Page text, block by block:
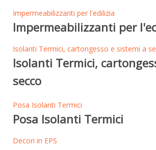
Impermeabilizzanti per l'edilizia
Impermeabilizzanti per
Isolanti Termici, cartongesso e sistemi a
Isolanti Termici,
secco
Posa Isolanti Termici
Posa Isolanti Termici
Decori in EPS